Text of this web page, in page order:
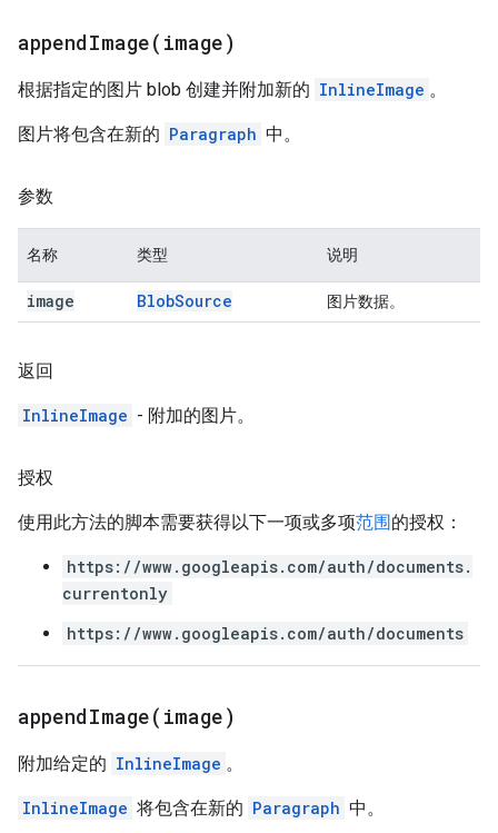
appendImage( image)
根据指定的图片 blob 创建并附加新的 InlineImage 。
图片将包含在新的 Paragraph 中。
参数
名称 类型 说明
image BlobSource 图片数据。
返回
InlineImage - 附加的图片。
授权
使用此方法的脚本需要获得以下一项或多项范围的授权：
https://www.googleapis.com/auth/documents.
currentonly
https://www.googleapis.com/auth/documents
appendImage( image)
附加给定的 InlineImage 。
InlineImage 将包含在新的 Paragraph 中。